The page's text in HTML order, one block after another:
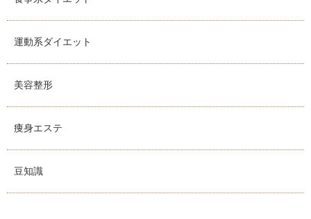
運動系ダイエット
美容整形
痩身エステ
豆知識